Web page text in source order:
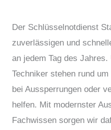
Der Schlüsselnotdienst
zuverlässigen und
an jedem Tag des
Techniker stehen rund
bei Aussperrungen oder
helfen. Mit modernster
Fachwissen sorgen wir